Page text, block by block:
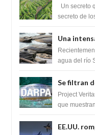
humanidad
Un secreto
secreto de
Una
Lingas
agua del río
Se filtran
muestran
SARS-
Project
que
EE.UU.